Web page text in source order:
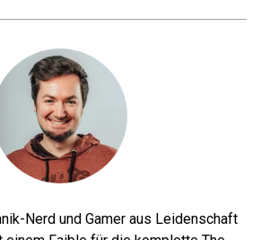
Nerd und Gamer aus Leidenschaft